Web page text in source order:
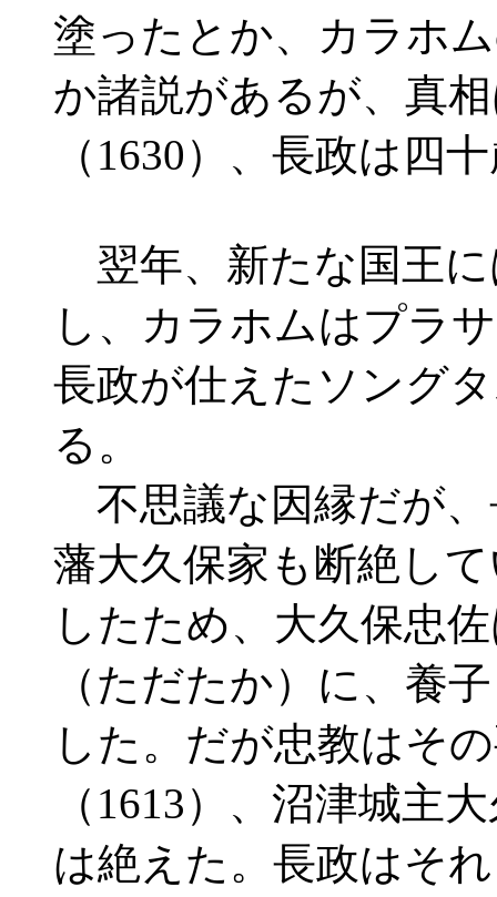
塗ったとか、カラホ
か諸説があるが、真
（1630）、長政は四
翌年、新たな国王
し、カラホムはプラ
長政が仕えたソング
る。
不思議な因縁だが
藩大久保家も断絶し
したため、大久保忠
（ただたか）に、養
した。だが忠教はそ
（1613）、沼津城主
は絶えた。長政はそ